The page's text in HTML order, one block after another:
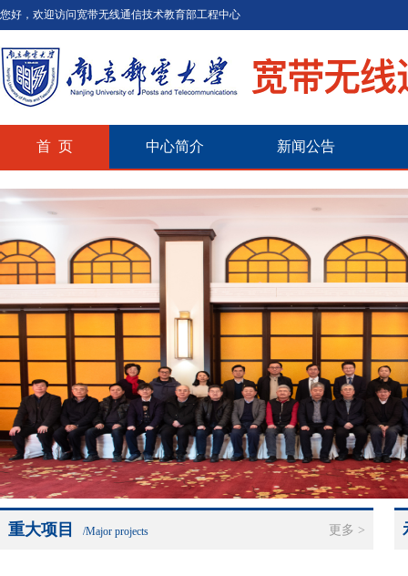
您好，欢迎访问宽带无线通信技术教育部工程中心
首 页 中心简介 新闻公告
重大项目 /Major projects 更多 >